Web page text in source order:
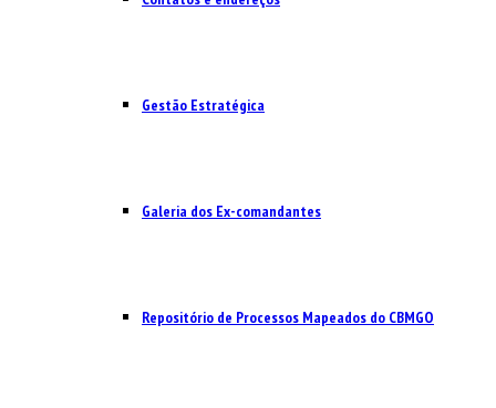
Gestão Estratégica
Galeria dos Ex-comandantes
Repositório de Processos Mapeados do CBMGO